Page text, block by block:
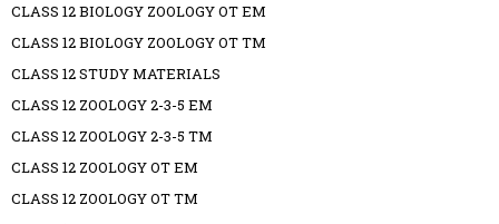
CLASS 12 BIOLOGY ZOOLOGY OT EM
CLASS 12 BIOLOGY ZOOLOGY OT TM
CLASS 12 STUDY MATERIALS
CLASS 12 ZOOLOGY 2-3-5 EM
CLASS 12 ZOOLOGY 2-3-5 TM
CLASS 12 ZOOLOGY OT EM
CLASS 12 ZOOLOGY OT TM